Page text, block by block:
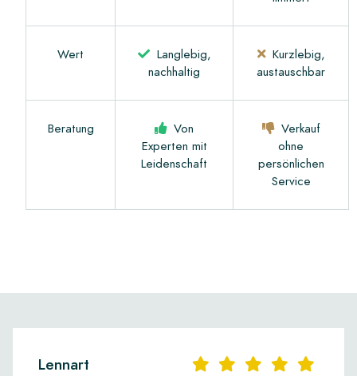
Wert
Langlebig,
nachhaltig
Kurzlebig,
austauschbar
Beratung
Von
Experten mit
Leidenschaft
Verkauf
ohne
persönlichen
Service
Lennart